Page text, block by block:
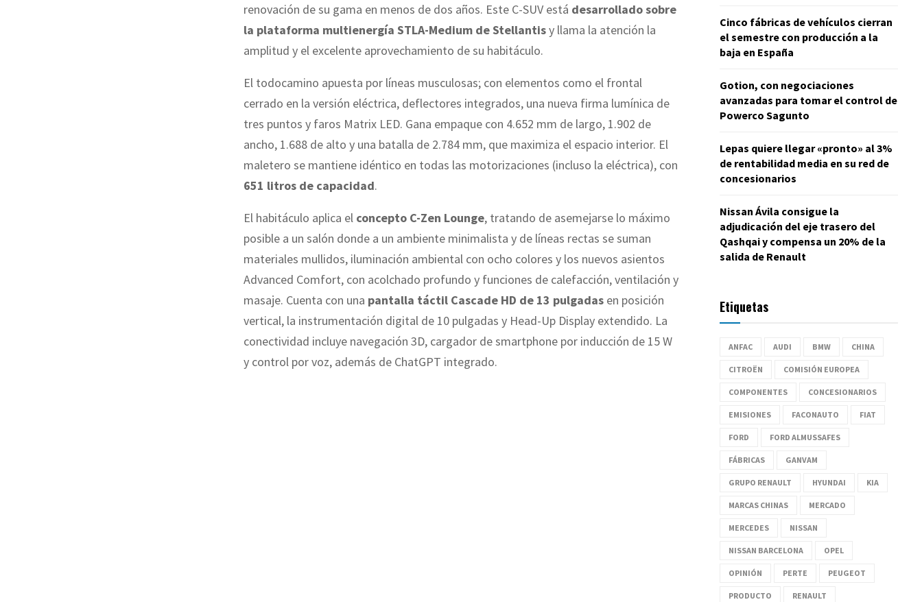
renovación de su gama en menos de dos años. Este C-SUV está desarrollado sobre
la plataforma multienergía STLA-Medium de Stellantisy llama la atención la
amplitud y el excelente aprovechamiento de su habitáculo.
El todocamino apuesta por líneas musculosas; con elementos como el frontal
cerrado en la versión eléctrica, deflectores integrados, una nueva firma lumínica de
tres puntos y faros Matrix LED. Gana empaque con 4.652 mm de largo, 1.902 de
ancho, 1.688 de alto y una batalla de 2.784 mm, que maximiza el espacio interior. El
maletero se mantiene idéntico en todas las motorizaciones (incluso la eléctrica), con
651 litros de capacidad.
El habitáculo aplica el concepto C-Zen Lounge, tratando de asemejarse lo máximo
posible a un salón donde a un ambiente minimalista y de líneas rectas se suman
materiales mullidos, iluminación ambiental con ocho colores y los nuevos asientos
Advanced Comfort, con acolchado profundo y funciones de calefacción, ventilación y
masaje. Cuenta con una pantalla táctil Cascade HD de 13 pulgadas en posición
vertical, la instrumentación digital de 10 pulgadas y Head-Up Display extendido. La
conectividad incluye navegación 3D, cargador de smartphone por inducción de 15 W
y control por voz, además de ChatGPT integrado.
Cinco fábricas de vehículos cierran
el semestre con producción a la
baja en España
Gotion, con negociaciones
avanzadas para tomar el control de
Powerco Sagunto
Lepas quiere llegar «pronto» al 3%
de rentabilidad media en su red de
concesionarios
Nissan Ávila consigue la
adjudicación del eje trasero del
Qashqai y compensa un 20% de la
salida de Renault
Etiquetas
ANFAC AUDI BMW CHINA
CITROËN COMISIÓN EUROPEA
COMPONENTES CONCESIONARIOS
EMISIONES FACONAUTO FIAT
FORD FORD ALMUSSAFES
FÁBRICAS GANVAM
GRUPO RENAULT HYUNDAI KIA
MARCAS CHINAS MERCADO
MERCEDES NISSAN
NISSAN BARCELONA OPEL
OPINIÓN PERTE PEUGEOT
PRODUCTO RENAULT